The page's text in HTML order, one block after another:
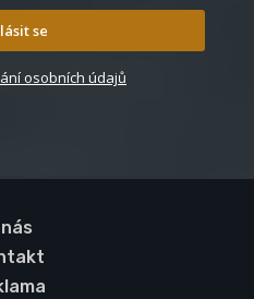
se
osobních údajů
nás